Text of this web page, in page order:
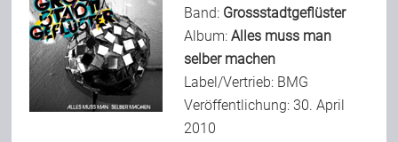
Bild-Archiv
Rezensionen
Band: Grossstadtgeflüster
Album:Alles muss man
selber machen
Label/Vertrieb: BMG
Veröffentlichung: 30. April
2010